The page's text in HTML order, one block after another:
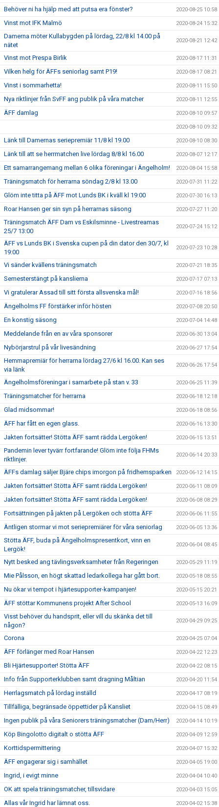
Behöver ni ha hjälp med att putsa era fönster? 2020-08-25 10:58
Vinst mot IFK Malmö 2020-08-24 15:32
Damerna möter Kullabygden på lördag, 22/8 kl 14.00 på
nätet
2020-08-21 12:42
Vinst mot Prespa Birlik 2020-08-17 11:31
Vilken helg för ÄFFs seniorlag samt P19! 2020-08-17 08:21
Vinst i sommarhetta! 2020-08-11 15:50
Nya riktlinjer från SvFF ang publik på våra matcher 2020-08-11 12:55
ÄFF damlag 2020-08-10 09:57
2020-08-10 09:32
Länk till Damernas seriepremiär 11/8 kl 19.00 2020-08-10 08:30
Länk till att se herrmatchen live lördag 8/8 kl 16.00 2020-08-07 12:17
Ett samarrangemang mellan 6 olika föreningar i Ängelholm! 2020-08-04 15:58
Träningsmatch för herrarna söndag 2/8 kl 13.00 2020-07-31 11:22
Glöm inte titta på ÄFF mot Lunds BK i kväll kl 19:00 2020-07-30 16:13
Roar Hansen ger sin syn på herrarnas säsong 2020-07-27 11:20
Träningsmatch ÄFF Dam vs Eskilsminne - Livestreamas
25/7 13:00
2020-07-24 15:12
ÄFF vs Lunds BK i Svenska cupen på din dator den 30/7, kl
19:00
2020-07-23 10:28
Vi sänder kvällens träningsmatch 2020-07-21 18:35
Semesterstängt på kanslierna 2020-07-17 07:13
Vi gratulerar Assad till sitt första allsvenska mål! 2020-07-16 18:56
Ängelholms FF förstärker inför hösten 2020-07-08 20:50
En konstig säsong 2020-07-04 14:48
Meddelande från en av våra sponsorer 2020-06-30 13:04
Nybörjarstrul på vår livesändning 2020-06-27 17:54
Hemmapremiär för herrarna lördag 27/6 kl 16.00. Kan ses
via länk
2020-06-26 17:54
Ängelholmsföreningar i samarbete på stan v. 33 2020-06-25 11:39
Träningsmatcher för herrarna 2020-06-18 12:18
Glad midsommar! 2020-06-18 08:56
ÄFF har fått en egen glass. 2020-06-16 13:30
Jakten fortsätter! Stötta ÄFF samt rädda Lergöken! 2020-06-15 13:51
Pandemin lever tyvärr fortfarande! Glöm inte följa FHMs
riktlinjer.
2020-06-14 20:33
ÄFFs damlag säljer Bjäre chips imorgon på fridhemsparken 2020-06-12 14:15
Jakten fortsätter! Stötta ÄFF samt rädda Lergöken! 2020-06-11 08:09
Jakten fortsätter! Stötta ÄFF samt rädda Lergöken! 2020-06-08 08:29
Fortsättningen på jakten på Lergöken och stötta ÄFF 2020-06-06 11:55
Äntligen stormar vi mot seriepremiärer för våra seniorlag 2020-06-05 13:36
Stötta ÄFF, buda på Ängelholmspresentkort, vinn en
Lergök!
2020-06-04 08:45
Nytt besked ang tävlingsverksamheter från Regeringen 2020-05-29 11:19
Mie Pålsson, en högt skattad ledarkollega har gått bort. 2020-05-18 08:55
Nu ökar vi tempot i hjärtesupporter-kampanjen! 2020-05-15 20:21
ÄFF stöttar Kommunens projekt After School 2020-05-13 16:09
Visst behöver du handsprit, eller vill du skänka det till
någon?
2020-04-29 09:25
Corona 2020-04-25 07:04
ÄFF förlänger med Roar Hansen 2020-04-22 12:23
Bli Hjärtesupporter! Stötta ÄFF 2020-04-22 08:15
Info från Supporterklubben samt dragning Måltian 2020-04-20 11:54
Herrlagsmatch på lördag inställd 2020-04-17 08:19
Tillfälliga, begränsade öppettider på Kansliet 2020-04-15 08:49
Ingen publik på våra Seniorers träningsmatcher (Dam/Herr) 2020-04-14 10:19
Köp Bingolotto digitalt o stötta ÄFF 2020-04-09 12:59
Korttidspermittering 2020-04-07 15:32
ÄFF engagerar sig i samhället 2020-04-05 19:00
Ingrid, i evigt minne 2020-04-04 10:40
OK att spela träningsmatcher, tillsvidare 2020-04-03 15:05
Allas vår Ingrid har lämnat oss. 2020-04-02 15:38